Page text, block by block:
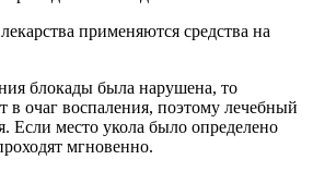
применяются средства на
блокады была нарушена, то
в очаг воспаления, поэтому лечебный
Если место укола было определено
мгновенно.